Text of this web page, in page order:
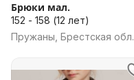
Брюки мал.
152 - 158 (12 лет)
Пружаны, Брестская обл.